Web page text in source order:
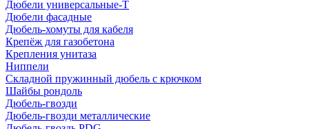
Дюбели универсальные-Т
Дюбели фасадные
Дюбель-хомуты для кабеля
Крепёж для газобетона
Крепления унитаза
Ниппели
Складной пружинный дюбель с крючком
Шайбы рондоль
Дюбель-гвозди
Дюбель-гвозди металлические